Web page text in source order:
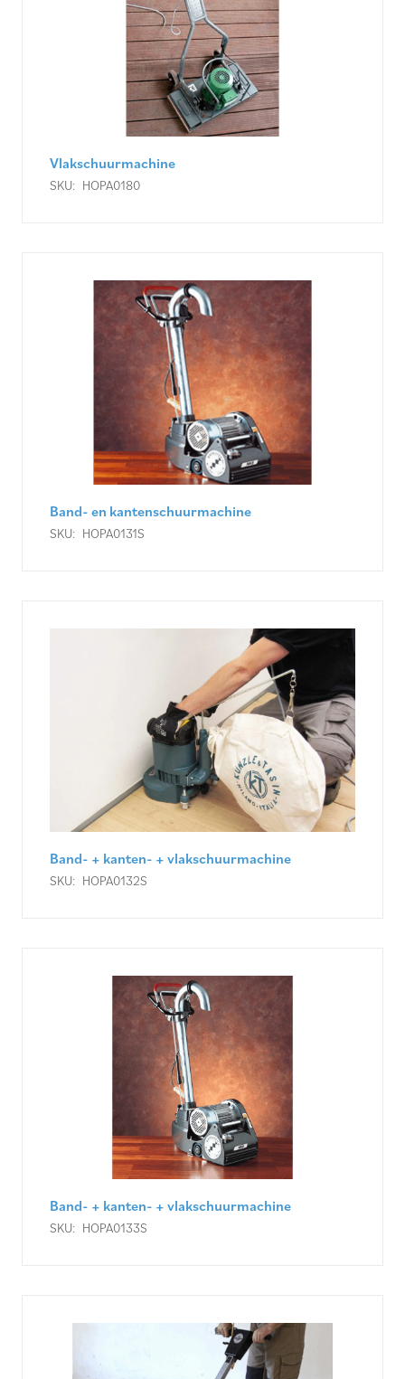
Vlakschuurmachine
SKU: HOPA0180
Band- en kantenschuurmachine
SKU: HOPA0131S
Band- + kanten- + vlakschuurmachine
SKU: HOPA0132S
Band- + kanten- + vlakschuurmachine
SKU: HOPA0133S